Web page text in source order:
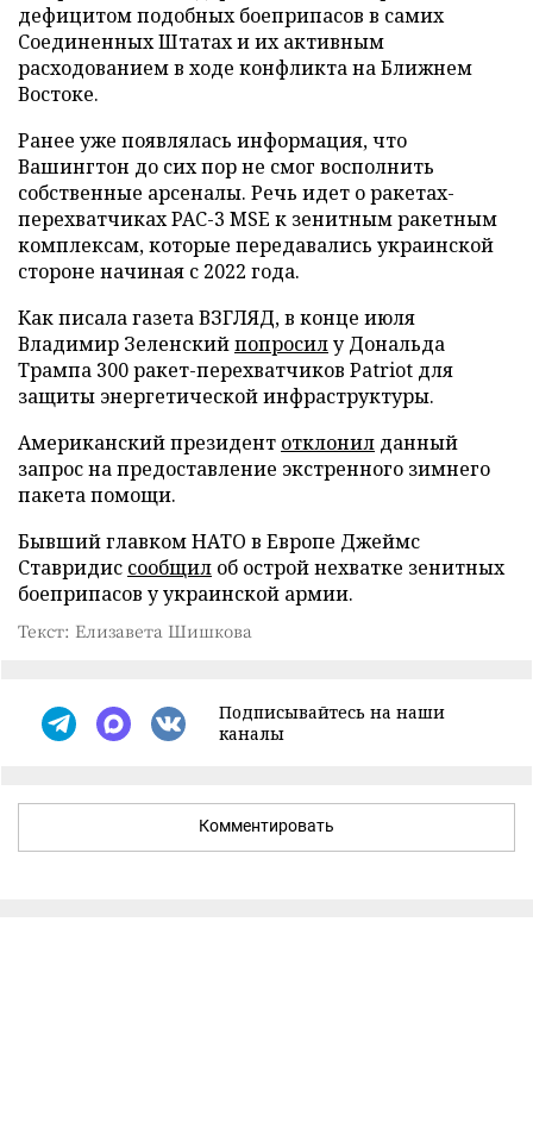
дефицитом подобных боеприпасов в самих
Соединенных Штатах и их активным
расходованием в ходе конфликта на Ближнем
Востоке.
Ранее уже появлялась информация, что
Вашингтон до сих пор не смог восполнить
собственные арсеналы. Речь идет о ракетах-
перехватчиках PAC-3 MSE к зенитным ракетным
комплексам, которые передавались украинской
стороне начиная с 2022 года.
Как писала газета ВЗГЛЯД, в конце июля
Владимир Зеленскийпопросилу Дональда
Трампа 300 ракет-перехватчиков Patriot для
защиты энергетической инфраструктуры.
Американский президент отклонил данный
запрос на предоставление экстренного зимнего
пакета помощи.
Бывший главком НАТО в Европе Джеймс
Ставридис сообщил об острой нехватке зенитных
боеприпасов у украинской армии.
Текст: Елизавета Шишкова
Подписывайтесь на наши
каналы
Комментировать